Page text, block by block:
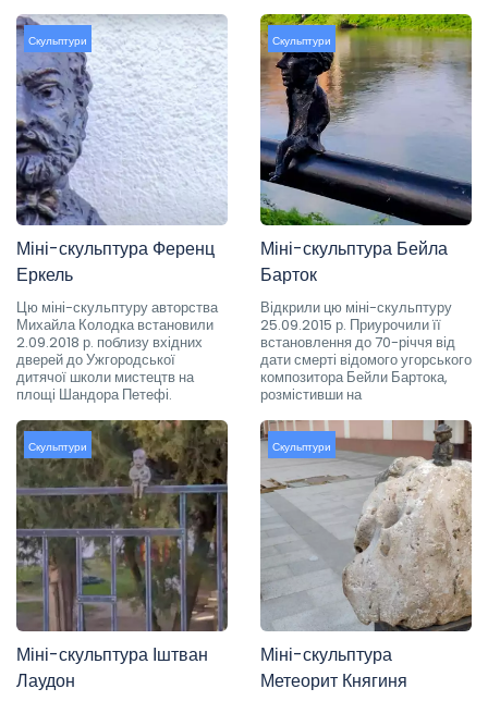
Скульптури
Міні-скульптура Ференц
Еркель
Цю міні-скульптуру авторства
Михайла Колодка встановили
2.09.2018 р. поблизу вхідних
дверей до Ужгородської
дитячої школи мистецтв на
площі Шандора Петефі.
Скульптури
Міні-скульптура Бейла
Барток
Відкрили цю міні-скульптуру
25.09.2015 р. Приурочили її
встановлення до 70-річчя від
дати смерті відомого угорського
композитора Бейли Бартока,
розмістивши на
Скульптури
Міні-скульптура Іштван
Лаудон
Скульптури
Міні-скульптура
Метеорит Княгиня